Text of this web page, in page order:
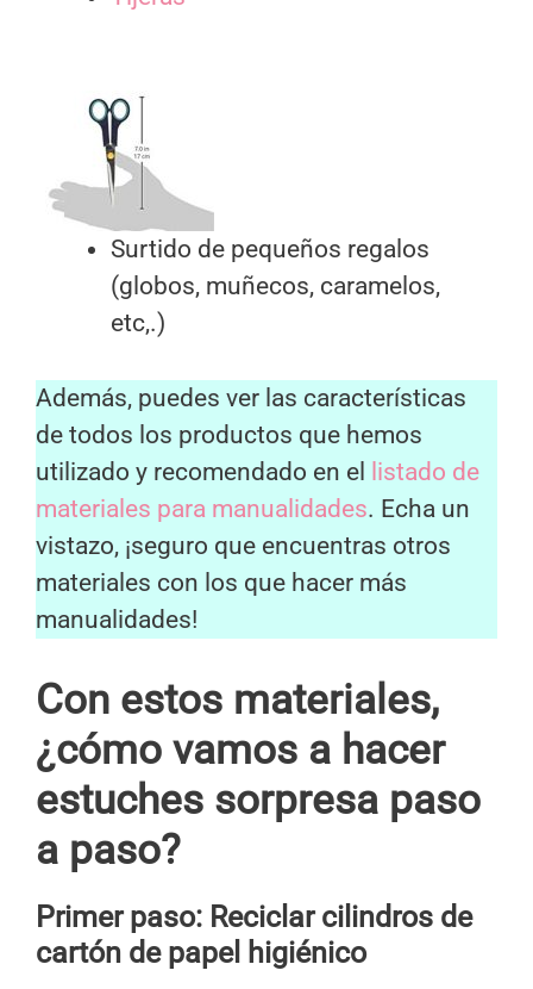
Surtido de pequeños regalos
(globos, muñecos, caramelos,
etc,.)
Además, puedes ver las características
de todos los productos que hemos
utilizado y recomendado en el
listado de
materiales para manualidades. Echa un
vistazo, ¡seguro que encuentras otros
materiales con los que hacer más
manualidades!
Con estos materiales,
¿cómo vamos a hacer
estuches sorpresa paso
a paso?
Primer paso: Reciclar cilindros de
cartón de papel higiénico